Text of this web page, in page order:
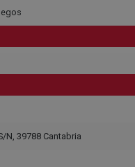
N, 39788 Cantabria